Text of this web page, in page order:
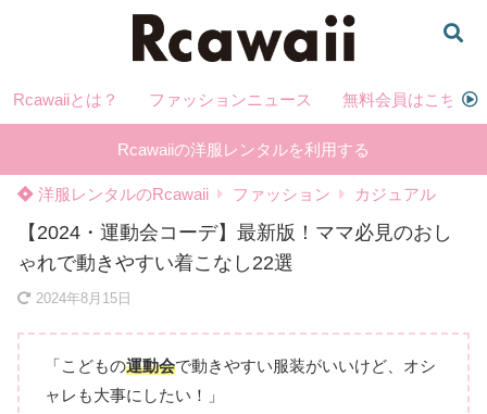
Rcawaiiとは？ ファッションニュース 無料会員はこちら
Rcawaiiの洋服レンタルを利用する
洋服レンタルのRcawaii ファッション カジュアル
【2024・運動会コーデ】最新版！ママ必見のおし
ゃれで動きやすい着こなし22選
2024年8月15日
「こどもの運動会で動きやすい服装がいいけど、オシ
ャレも大事にしたい！」